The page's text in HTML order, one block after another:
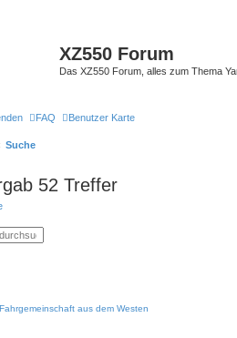
XZ550 Forum
Das XZ550 Forum, alles zum Thema
FAQ Benutzer Karte
Suche
52 Treffer
aus dem Westen